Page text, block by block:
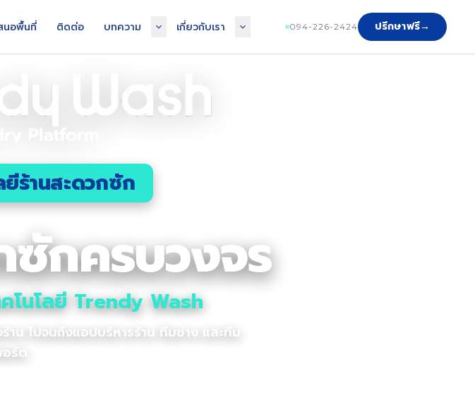
นอพื้นที่ ติดต่อ บทความ เกี่ยวกับเรา 094-226-2424 ปรึกษาฟรี→
ยีร้านสะดวกซัก
ซักครบวงจร
โนโลยี Trendy Wash
น ไปจนถึงแอปบริหารร้าน ทีมช่าง และทีม
ร์ต